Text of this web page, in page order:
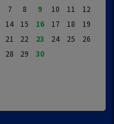
7 8 9 10 11
12
14 15 16 17 18
19
21 22 23 24 25
26
28 29 30